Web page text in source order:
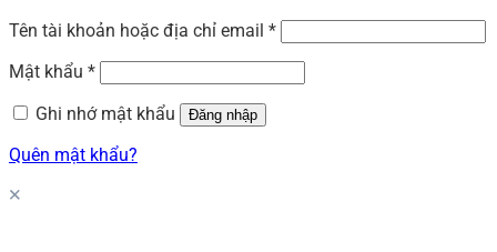
Tên tài khoản hoặc địa chỉ email *
Mật khẩu *
Ghi nhớ mật khẩu
Đăng nhập
Quên mật khẩu?